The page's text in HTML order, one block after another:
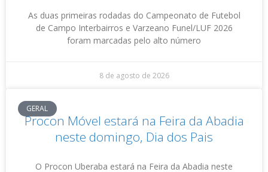
As duas primeiras rodadas do Campeonato de Futebol
de Campo Interbairros e Varzeano Funel/LUF 2026
foram marcadas pelo alto número
8 de agosto de 2026
GERAL
Procon Móvel estará na Feira da Abadia
neste domingo, Dia dos Pais
O Procon Uberaba estará na Feira da Abadia neste